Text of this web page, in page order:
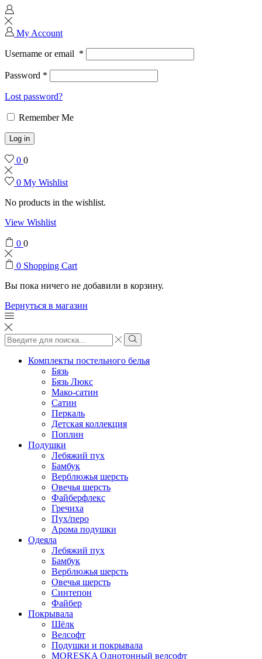
My Account
Username or email *
Password *
Lost password?
Remember Me
Log in
0 0
0 My Wishlist
No products in the wishlist.
View Wishlist
0 0
0 Shopping Cart
Вы пока ничего не добавили в корзину.
Вернуться в магазин
Search
input
Search
Комплекты постельного белья
Бязь
Бязь Люкс
Мако-сатин
Сатин
Перкаль
Детская коллекция
Поплин
Подушки
Лебяжий пух
Бамбук
Верблюжья шерсть
Овечья шерсть
Файберфлекс
Гречиха
Пух/перо
Арома подушки
Одеяла
Лебяжий пух
Бамбук
Верблюжья шерсть
Овечья шерсть
Синтепон
Файбер
Покрывала
Шёлк
Велсофт
Подушки и покрывала
MORESKA Однотонный велсофт